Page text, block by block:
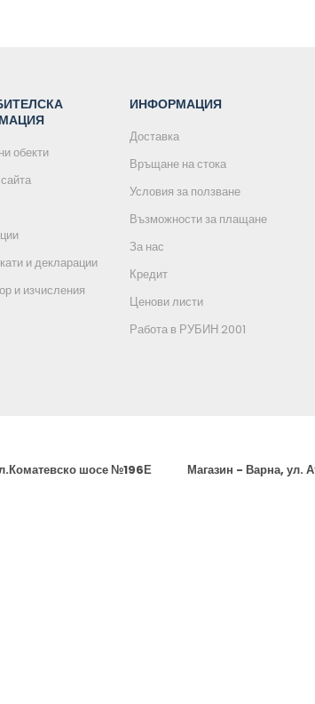
обекти
и декларации
и изчисления
ИНФОРМАЦИЯ
Доставка
Връщане на стока
Условия за ползване
Възможности за плащане
За нас
Кредит
Ценови листи
Работа в РУБИН 2001
шосе №196Е Магазин - Варна, ул.